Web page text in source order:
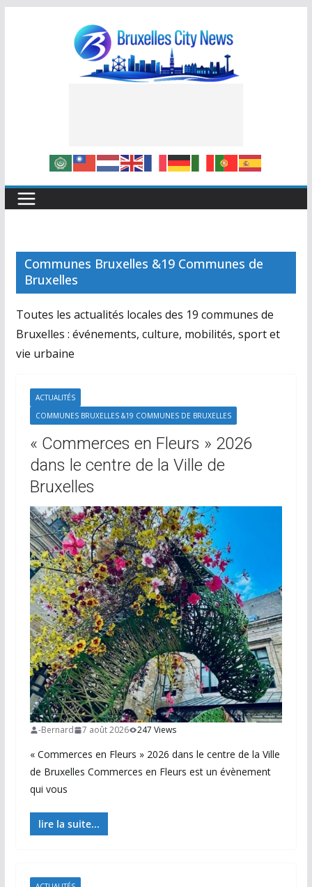
Communes Bruxelles &19 Communes de
Bruxelles
Toutes les actualités locales des 19 communes de
Bruxelles : événements, culture, mobilités, sport et
vie urbaine
ACTUALITÉS
COMMUNES BRUXELLES &19 COMMUNES DE BRUXELLES
« Commerces en Fleurs » 2026
dans le centre de la Ville de
Bruxelles
-Bernard 7 août 2026 247 Views
« Commerces en Fleurs » 2026 dans le centre de la Ville
de Bruxelles Commerces en Fleurs est un évènement
qui vous
lire la suite...